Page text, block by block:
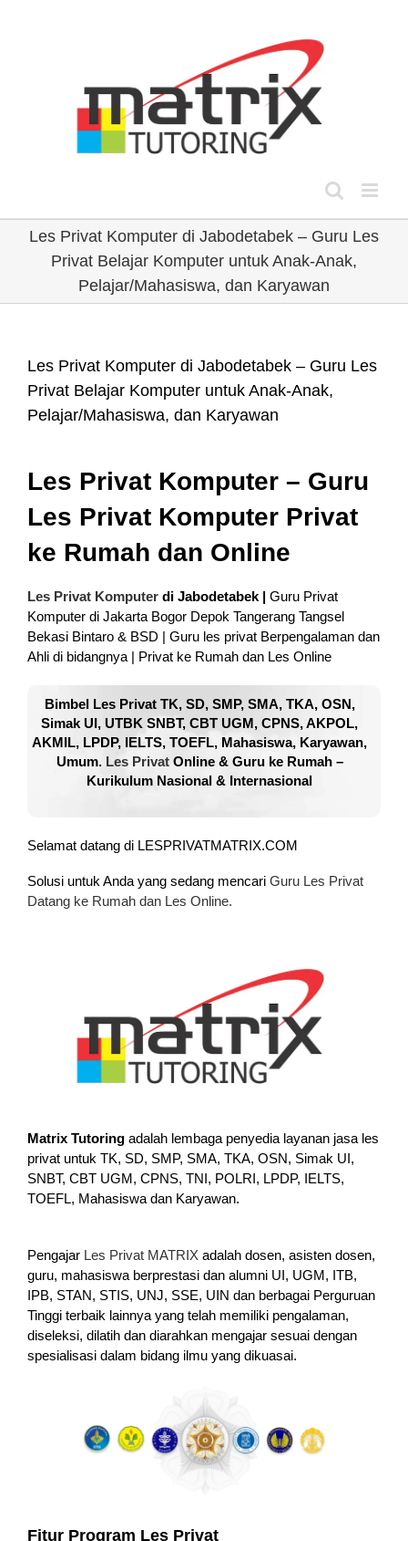
Les Privat Komputer di Jabodetabek – Guru Les
Privat Belajar Komputer untuk Anak-Anak,
Pelajar/Mahasiswa, dan Karyawan
Les Privat Komputer di Jabodetabek – Guru Les
Privat Belajar Komputer untuk Anak-Anak,
Pelajar/Mahasiswa, dan Karyawan
Les Privat Komputer – Guru
Les Privat Komputer Privat
ke Rumah dan Online
Les Privat Komputer di Jabodetabek | Guru Privat
Komputer di Jakarta Bogor Depok Tangerang Tangsel
Bekasi Bintaro & BSD | Guru les privat Berpengalaman dan
Ahli di bidangnya | Privat ke Rumah dan Les Online
Bimbel Les Privat TK, SD, SMP, SMA, TKA, OSN,
Simak UI, UTBK SNBT, CBT UGM, CPNS, AKPOL,
AKMIL, LPDP, IELTS, TOEFL, Mahasiswa, Karyawan,
Umum. Les PrivatOnline & Guru ke Rumah –
Kurikulum Nasional & Internasional
Selamat datang di LESPRIVATMATRIX.COM
Solusi untuk Anda yang sedang mencari Guru Les Privat
Datang ke Rumah dan Les Online.
Matrix Tutoring adalah lembaga penyedia layanan jasa les
privat untuk TK, SD, SMP, SMA, TKA, OSN, Simak UI,
SNBT, CBT UGM, CPNS, TNI, POLRI, LPDP, IELTS,
TOEFL, Mahasiswa dan Karyawan.
Pengajar Les Privat MATRIX adalah dosen, asisten dosen,
guru, mahasiswa berprestasi dan alumni UI, UGM, ITB,
IPB, STAN, STIS, UNJ, SSE, UIN dan berbagai Perguruan
Tinggi terbaik lainnya yang telah memiliki pengalaman,
diseleksi, dilatih dan diarahkan mengajar sesuai dengan
spesialisasi dalam bidang ilmu yang dikuasai.
Fitur Program Les Privat